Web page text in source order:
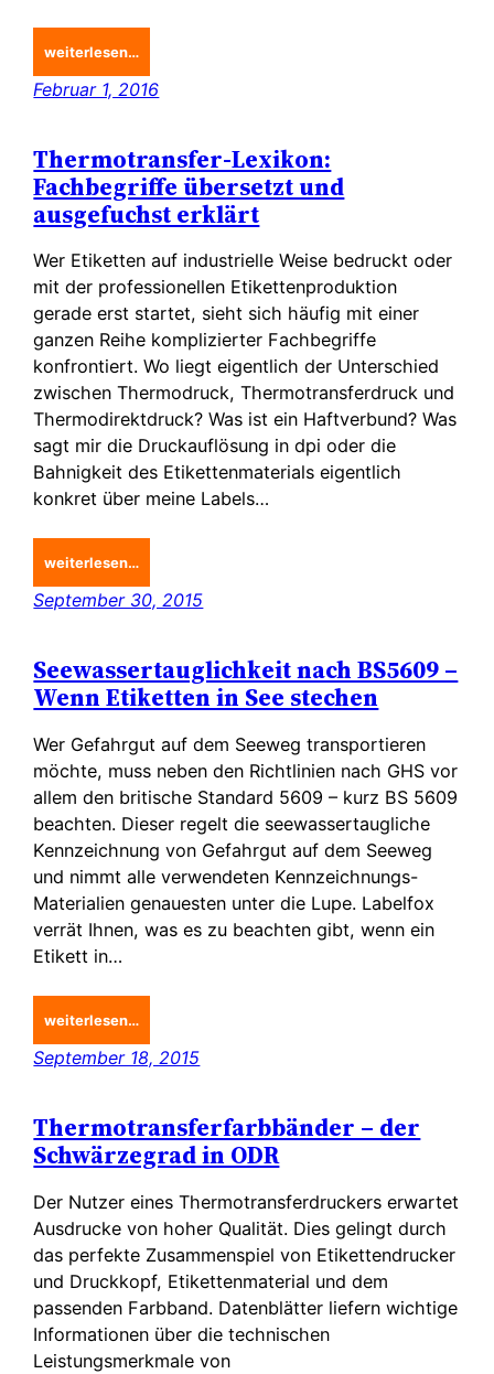
weiterlesen…
Februar 1, 2016
Thermotransfer-Lexikon:
Fachbegriffe übersetzt und
ausgefuchst erklärt
Wer Etiketten auf industrielle Weise bedruckt oder
mit der professionellen Etikettenproduktion
gerade erst startet, sieht sich häufig mit einer
ganzen Reihe komplizierter Fachbegriffe
konfrontiert. Wo liegt eigentlich der Unterschied
zwischen Thermodruck, Thermotransferdruck und
Thermodirektdruck? Was ist ein Haftverbund? Was
sagt mir die Druckauflösung in dpi oder die
Bahnigkeit des Etikettenmaterials eigentlich
konkret über meine Labels…
weiterlesen…
September 30, 2015
Seewassertauglichkeit nach BS5609 –
Wenn Etiketten in See stechen
Wer Gefahrgut auf dem Seeweg transportieren
möchte, muss neben den Richtlinien nach GHS vor
allem den britische Standard 5609 – kurz BS 5609
beachten. Dieser regelt die seewassertaugliche
Kennzeichnung von Gefahrgut auf dem Seeweg
und nimmt alle verwendeten Kennzeichnungs-
Materialien genauesten unter die Lupe. Labelfox
verrät Ihnen, was es zu beachten gibt, wenn ein
Etikett in…
weiterlesen…
September 18, 2015
Thermotransferfarbbänder – der
Schwärzegrad in ODR
Der Nutzer eines Thermotransferdruckers erwartet
Ausdrucke von hoher Qualität. Dies gelingt durch
das perfekte Zusammenspiel von Etikettendrucker
und Druckkopf, Etikettenmaterial und dem
passenden Farbband. Datenblätter liefern wichtige
Informationen über die technischen
Leistungsmerkmale von